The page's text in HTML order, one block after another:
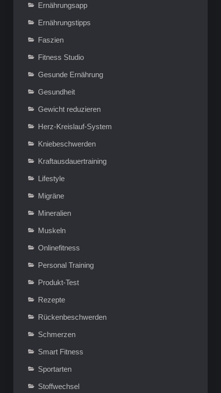
Ernährungsapp
Ernährungstipps
Faszien
Fitness Studio
Gesunde Ernährung
Gesundheit
Gewicht reduzieren
Herz-Kreislauf-System
Kniebeschwerden
Kraftausdauertraining
Lifestyle
Migräne
Mineralien
Muskeln
Onlinefitness
Personal Training
Produkt-Test
Rezepte
Rückenbeschwerden
Schmerzen
Smart Fitness
Sportarten
Stoffwechsel